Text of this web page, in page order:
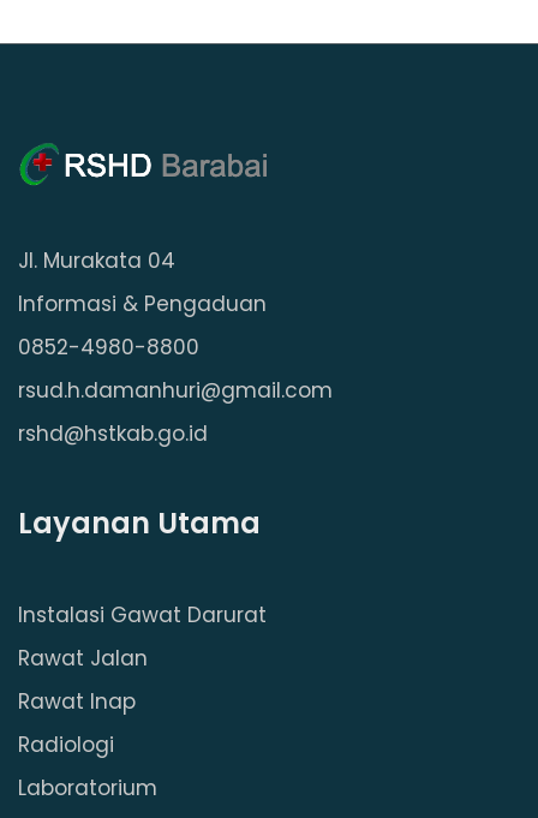
Jl. Murakata 04
Informasi & Pengaduan
0852-4980-8800
rsud.h.damanhuri@gmail.com
rshd@hstkab.go.id
Layanan Utama
Instalasi Gawat Darurat
Rawat Jalan
Rawat Inap
Radiologi
Laboratorium